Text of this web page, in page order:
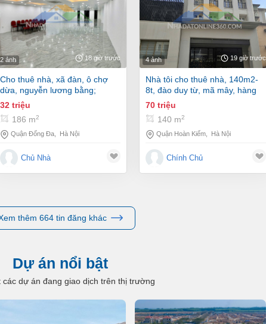
2 ảnh 18 giờ trước
cho thuê nhà, xã đàn, ô chợ
dừa, nguyễn lương bằng;
186m2* 1t -32 tr
32 triệu
186 m2
Quận Đống Đa Hà Nội
Chủ Nhà
4 ảnh 19 giờ trước
nhà tôi cho thuê nhà, 140m2-
8t, đào duy từ, mã mây, hàng
bạc -70 tr
70 triệu
140 m2
Quận Hoàn Kiếm Hà Nội
Chính Chủ
thêm 664 tin đăng khác
Dự án nổi bật
các dự án đang giao dịch trên thị trường